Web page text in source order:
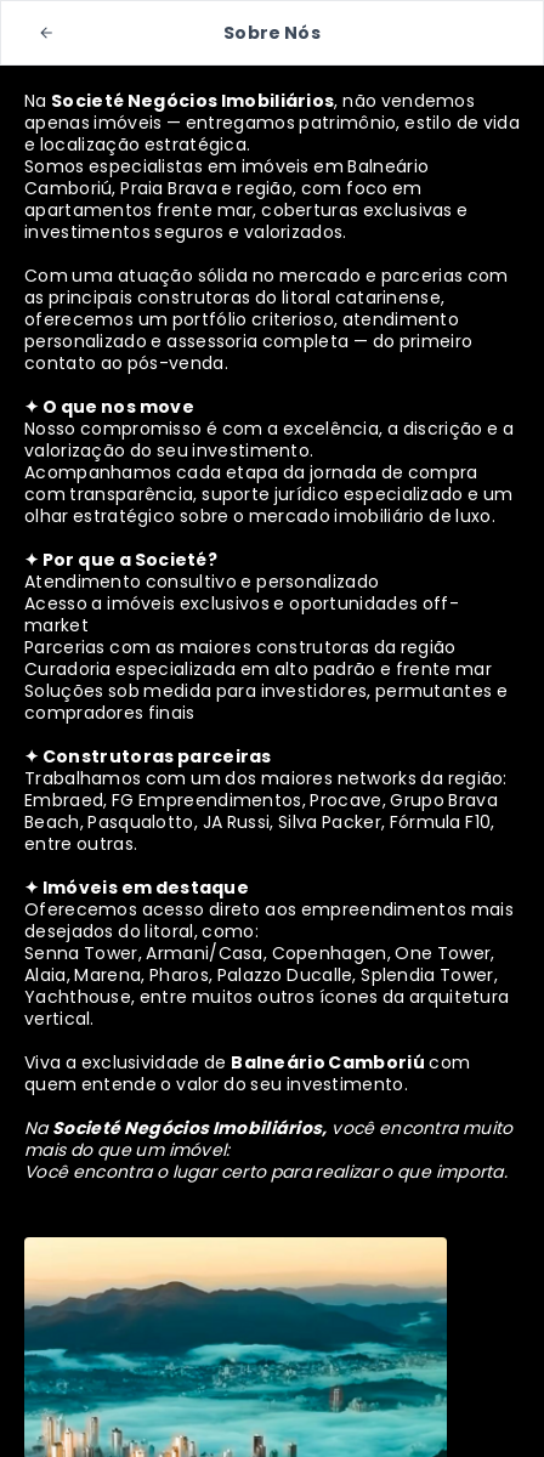
Sobre Nós
Na Societé Negócios Imobiliários, não vendemos
apenas imóveis — entregamos patrimônio, estilo de vida
e localização estratégica.
Somos especialistas em imóveis em Balneário
Camboriú, Praia Brava e região, com foco em
apartamentos frente mar, coberturas exclusivas e
investimentos seguros e valorizados.
Com uma atuação sólida no mercado e parcerias com
as principais construtoras do litoral catarinense,
oferecemos um portfólio criterioso, atendimento
personalizado e assessoria completa — do primeiro
contato ao pós-venda.
✦ O que nos move
Nosso compromisso é com a excelência, a discrição e a
valorização do seu investimento.
Acompanhamos cada etapa da jornada de compra
com transparência, suporte jurídico especializado e um
olhar estratégico sobre o mercado imobiliário de luxo.
✦ Por que a Societé?
Atendimento consultivo e personalizado
Acesso a imóveis exclusivos e oportunidades off-
market
Parcerias com as maiores construtoras da região
Curadoria especializada em alto padrão e frente mar
Soluções sob medida para investidores, permutantes e
compradores finais
✦ Construtoras parceiras
Trabalhamos com um dos maiores networks da região:
Embraed, FG Empreendimentos, Procave, Grupo Brava
Beach, Pasqualotto, JA Russi, Silva Packer, Fórmula F10,
entre outras.
✦ Imóveis em destaque
Oferecemos acesso direto aos empreendimentos mais
desejados do litoral, como:
Senna Tower, Armani/Casa, Copenhagen, One Tower,
Alaia, Marena, Pharos, Palazzo Ducalle, Splendia Tower,
Yachthouse, entre muitos outros ícones da arquitetura
vertical.
Viva a exclusividade de Balneário Camboriú com
quem entende o valor do seu investimento.
NaSocieté Negócios Imobiliários, você encontra muito
mais do que um imóvel:
Você encontra o lugar certo para realizar o que importa.